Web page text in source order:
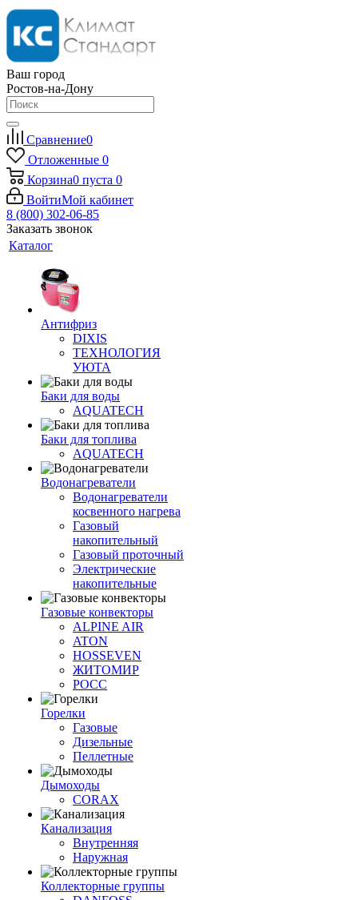
Ваш город
Ростов-на-Дону
Сравнение0
Отложенные 0
Корзина0 пуста 0
ВойтиМой кабинет
8 (800) 302-06-85
Заказать звонок
Каталог
Антифриз
DIXIS
ТЕХНОЛОГИЯ
УЮТА
Баки для воды
AQUATECH
Баки для топлива
AQUATECH
Водонагреватели
Водонагреватели
косвенного нагрева
Газовый
накопительный
Газовый проточный
Электрические
накопительные
Газовые конвекторы
ALPINE AIR
ATON
HOSSEVEN
ЖИТОМИР
РОСС
Горелки
Газовые
Дизельные
Пеллетные
Дымоходы
CORAX
Канализация
Внутренняя
Наружная
Коллекторные группы